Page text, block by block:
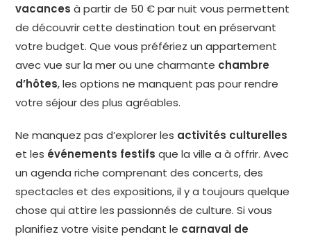
vacances à partir de 50 € par nuit vous permettent
de découvrir cette destination tout en préservant
votre budget. Que vous préfériez un appartement
avec vue sur la mer ou une charmante chambre
d’hôtes, les options ne manquent pas pour rendre
votre séjour des plus agréables.
Ne manquez pas d’explorer les activités culturelles
et les événements festifs que la ville a à offrir. Avec
un agenda riche comprenant des concerts, des
spectacles et des expositions, il y a toujours quelque
chose qui attire les passionnés de culture. Si vous
planifiez votre visite pendant le carnaval de